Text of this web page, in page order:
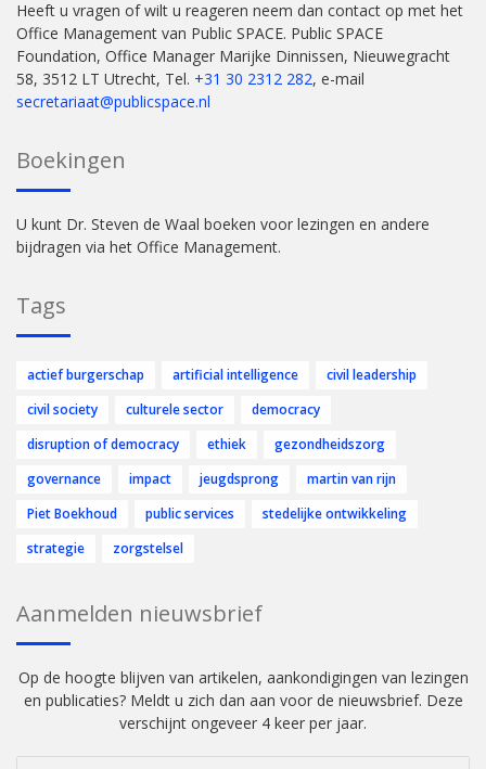
Heeft u vragen of wilt u reageren neem dan contact op met het
Office Management van Public SPACE. Public SPACE
Foundation, Office Manager Marijke Dinnissen, Nieuwegracht
58, 3512 LT Utrecht, Tel. +31 30 2312 282, e-mail
secretariaat@publicspace.nl
Boekingen
U kunt Dr. Steven de Waal boeken voor lezingen en andere
bijdragen via het Office Management.
Tags
actief burgerschap artificial intelligence
civil leadership
civil society
culturele sector
democracy
disruption of democracy
ethiek
gezondheidszorg
governance
impact jeugdsprong
martin van rijn
Piet Boekhoud
public services
stedelijke ontwikkeling
strategie
zorgstelsel
Aanmelden nieuwsbrief
Op de hoogte blijven van artikelen, aankondigingen van lezingen
en publicaties? Meldt u zich dan aan voor de nieuwsbrief. Deze
verschijnt ongeveer 4 keer per jaar.